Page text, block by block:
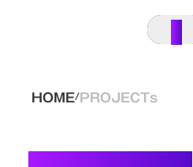
HOME/PROJECTs